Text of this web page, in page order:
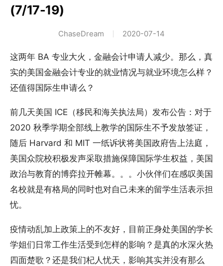
(7/17-19)
ChaseDream 2020-07-14
这两年 BA 专业大火，金融会计申请人减少。那么，真
实的美国金融会计专业的就业情况与就业环境怎么样？
还值得国际生申请么？
前几天美国 ICE（移民和海关执法局）发布公告：对于
2020 秋季学期全部线上教学的国际生不予发放签证，
随后 Harvard 和 MIT 一纸诉状将美国政府告上法庭，
美国众院校积极发声采取措施保障国际学生权益，美国
政治与教育的博弈拉开帷幕。。。小伙伴们在感叹美国
名校就是有格局的同时也对自己未来的留学生活表示担
忧。
疫情动乱加上政策上的不友好，目前正身处美国的学长
学姐们日常工作生活受到怎样的影响？是真的水深火热
四面楚歌？还是我们杞人忧天，影响其实并没有那么